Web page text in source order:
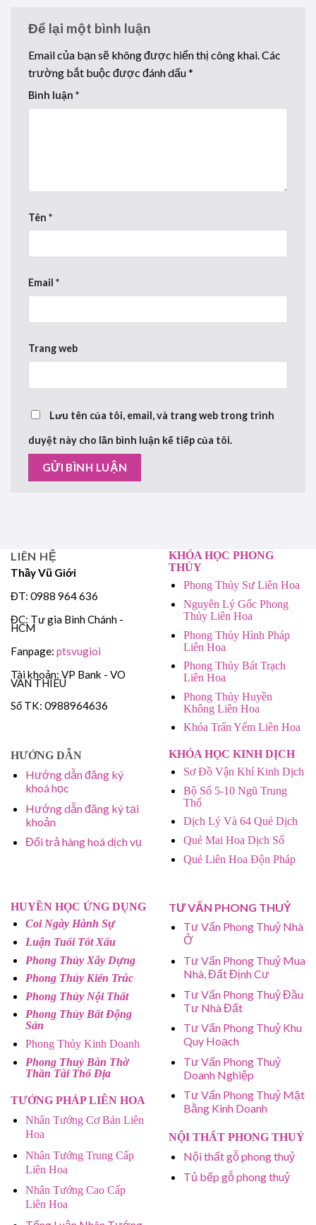
Để lại một bình luận
Email của bạn sẽ không được hiển thị công khai. Các
trường bắt buộc được đánh dấu*
Bình luận *
Tên *
Email *
Trang web
Lưu tên của tôi, email, và trang web trong trình
duyệt này cho lần bình luận kế tiếp của tôi.
LIÊN HỆ
Thầy Vũ Giới
ĐT: 0988 964 636
ĐC: Tư gia Bình Chánh -
HCM
Fanpage: ptsvugioi
Tài khoản: VP Bank - VO
VAN THIEU
Số TK: 0988964636
HƯỚNG DẪN
Hướng dẫn đăng ký
khoá học
Hướng dẫn đăng ký tại
khoản
Đổi trả hàng hoá dịch vụ
KHÓA HỌC PHONG
THỦY
Phong Thủy Sư Liên Hoa
Nguyên Lý Gốc Phong
Thủy Liên Hoa
Phong Thủy Hình Pháp
Liên Hoa
Phong Thủy Bát Trạch
Liên Hoa
Phong Thủy Huyền
Không Liên Hoa
Khóa Trấn Yểm Liên Hoa
KHÓA HỌC KINH DỊCH
Sơ Đồ Vận Khí Kinh Dịch
Bộ Số 5-10 Ngũ Trung
Thổ
Dịch Lý Và 64 Quẻ Dịch
Quẻ Mai Hoa Dịch Số
Quẻ Liên Hoa Độn Pháp
HUYỀN HỌC ỨNG DỤNG
Coi Ngày Hành Sự
Luận Tuổi Tốt Xấu
Phong Thủy Xây Dựng
Phong Thủy Kiến Trúc
Phong Thủy Nội Thất
Phong Thủy Bất Động
Sản
Phong Thủy Kinh Doanh
Phong Thuỷ Bàn Thờ
Thần Tài Thổ Địa
TƯỚNG PHÁP LIÊN HOA
Nhân Tướng Cơ Bản Liên
Hoa
Nhân Tướng Trung Cấp
Liên Hoa
Nhân Tướng Cao Cấp
Liên Hoa
TƯ VẤN PHONG THUỶ
Tư Vấn Phong Thuỷ Nhà
Ở
Tư Vấn Phong Thuỷ Mua
Nhà, Đất Định Cư
Tư Vấn Phong Thuỷ Đầu
Tư Nhà Đất
Tư Vấn Phong Thuỷ Khu
Quy Hoạch
Tư Vấn Phong Thuỷ
Doanh Nghiệp
Tư Vấn Phong Thuỷ Mặt
Bằng Kinh Doanh
NỘI THẤT PHONG THUỶ
Nội thất gỗ phong thuỷ
Tủ bếp gỗ phong thuỷ